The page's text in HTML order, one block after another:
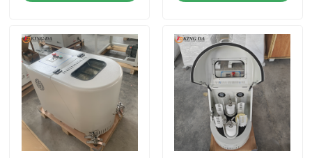
Rumah
Produk
Tentang kita